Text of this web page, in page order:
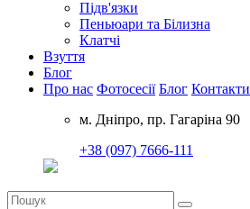
Підв'язки
Пеньюари та Білизна
Клатчі
Взуття
Блог
Про нас Фотосесії Блог Контакти
м. Дніпро, пр. Гагаріна 90
+38 (097) 7666-111